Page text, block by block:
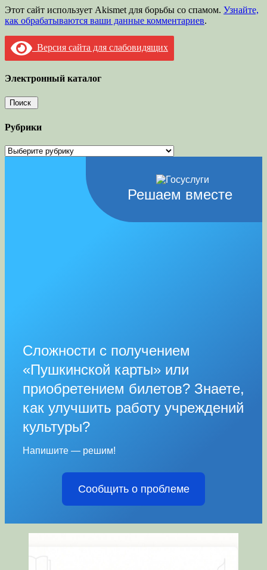
Этот сайт использует Akismet для борьбы со спамом. Узнайте,
как обрабатываются ваши данные комментариев.
Версия сайта для слабовидящих
Электронный каталог
Рубрики
Рубрики
Решаем вместе
Сложности с получением
«Пушкинской карты» или
приобретением билетов? Знаете,
как улучшить работу учреждений
культуры?
Напишите — решим!
Сообщить о проблеме